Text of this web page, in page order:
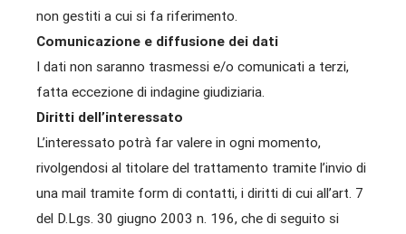
non gestiti a cui si fa riferimento.
Comunicazione e diffusione dei dati
I dati non saranno trasmessi e/o comunicati a terzi,
fatta eccezione di indagine giudiziaria.
Diritti dell’interessato
L’interessato potrà far valere in ogni momento,
rivolgendosi al titolare del trattamento tramite l’invio di
una mail tramite form di contatti, i diritti di cui all’art. 7
del D.Lgs. 30 giugno 2003 n. 196, che di seguito si